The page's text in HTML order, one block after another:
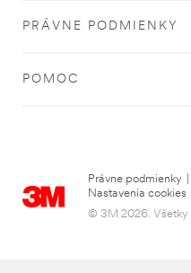
PRÁVNE PODMIENKY
POMOC
Právne podmienky
Nastavenia cookies
© 3M 2026. Všetky